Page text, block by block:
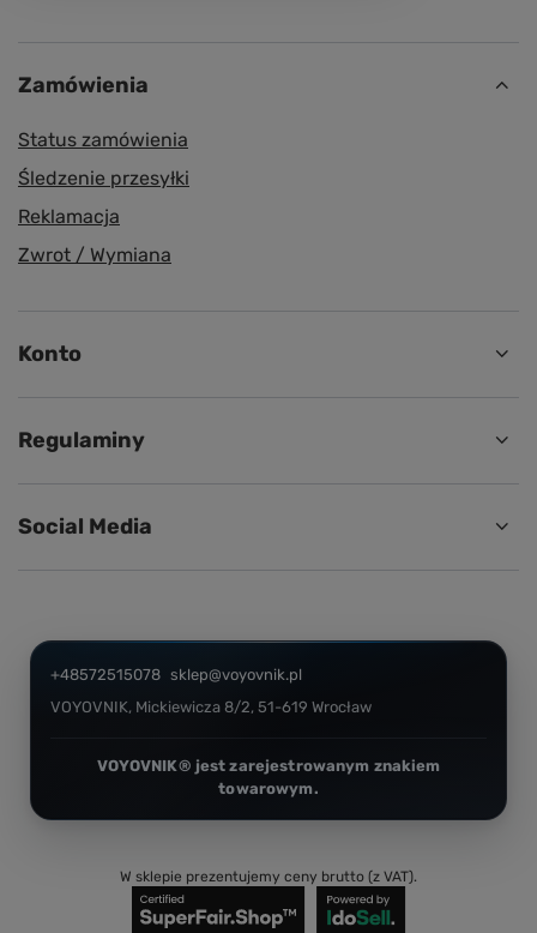
Zamówienia
Status zamówienia
Śledzenie przesyłki
Reklamacja
Zwrot / Wymiana
Konto
Regulaminy
Social Media
+48572515078 sklep@voyovnik.pl
VOYOVNIK, Mickiewicza 8/2, 51-619 Wrocław
W sklepie prezentujemy ceny brutto (z VAT).